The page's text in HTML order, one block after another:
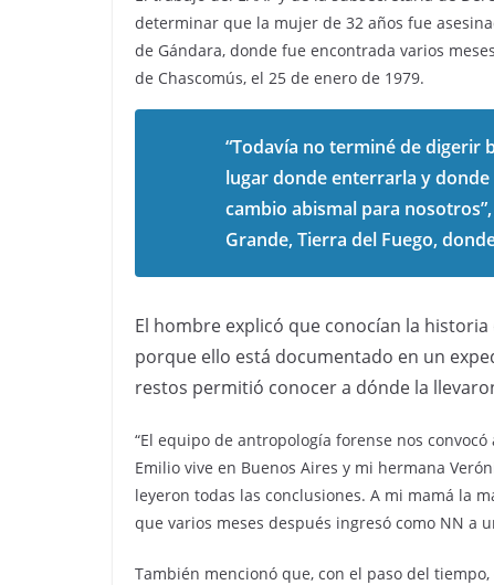
determinar que la mujer de 32 años fue
de Gándara, donde fue encontrada varios
de Chascomús, el 25 de enero de 1979.
“Todavía no terminé de digerir
lugar donde enterrarla y
cambio abismal para
Grande, Tierra del Fuego,
El hombre explicó que conocían la
porque ello está documentado en un
restos permitió conocer a dónde la
“El equipo de antropología forense nos
Emilio vive en Buenos Aires y mi hermana
leyeron todas las conclusiones. A mi mamá la
que varios meses después ingresó como NN a
También mencionó que, con el paso del